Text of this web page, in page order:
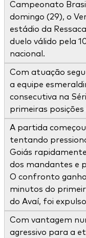
Campeonato
domingo (29), o
estádio da
duelo válido pela
nacional.
Com atuação
a equipe
consecutiva na
primeiras
A partida
tentando
Goiás
dos mandantes e
O confronto
minutos do
do Avaí, foi
Com vantagem
agressivo para a